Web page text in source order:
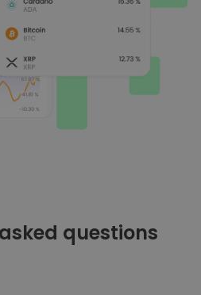
questions